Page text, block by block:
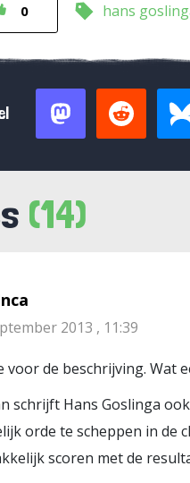
0 hans
(14)
2013 , 11:39
voor de beschrijving. Wat
schrijft Hans Goslinga
orde te scheppen in de
scoren met de